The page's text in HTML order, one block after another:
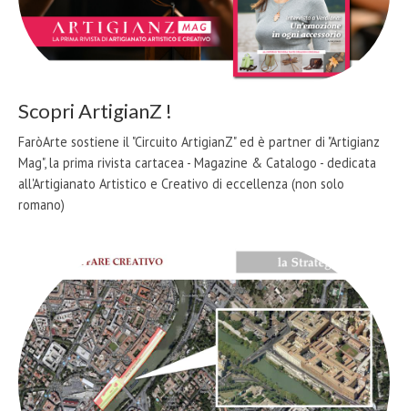
Scopri ArtigianZ !
FaròArte sostiene il "Circuito ArtigianZ" ed è partner di "Artigianz
Mag", la prima rivista cartacea - Magazine & Catalogo - dedicata
all'Artigianato Artistico e Creativo di eccellenza (non solo
romano)